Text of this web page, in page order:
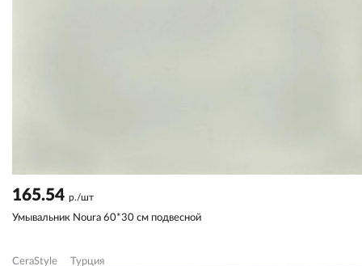
165.54 р./шт
Умывальник Noura 60*30 см подвесной
CeraStyle Турция